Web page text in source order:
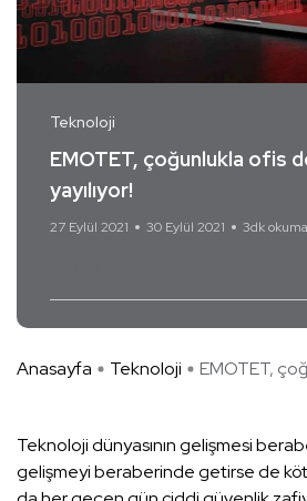
Teknoloji
EMOTET, çoğunlukla ofis
yayılıyor!
27 Eylül 2021 30 Eylül 2021 3dk okuma
Anasayfa Teknoloji EMOTET,
Teknoloji dünyasının gelişmesi
gelişmeyi beraberinde getirse de kötü